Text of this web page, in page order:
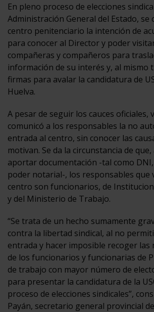
En pleno proceso de elecciones
Administración General del Estado, se
centro penitenciario la intención de
para conocer al Director y poder
compañeras y compañeros para
información de su interés y, al mismo
firmas para avalar la candidatura de
Huelva.
A pesar de seguir los cauces oficiales,
comunicó a los responsables la no
entrada al centro, sin conocer las
motivan. Se da la circunstancia de que,
aportar documentación -tal como
poder notarial-, los responsables que
centro son funcionarios, de
y del Ministerio de Trabajo.
“Se trata de un hecho sumamente
contra la libertad sindical, al no
entrada y hacer imposible recoger las
de los funcionarios y funcionarias de
de trabajo con mayor número de
para presentar la candidatura de la
proceso de elecciones sindicales”,
Payán, secretario general provincial